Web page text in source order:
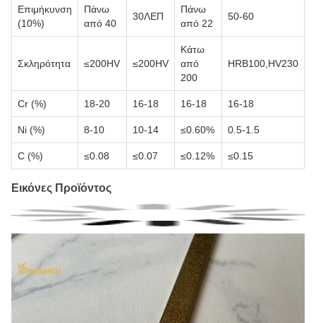
Επιμήκυνση
(10%)
Πάνω
από 40
30ΛΕΠ
Πάνω
από 22
50-60
Σκληρότητα ≤200HV ≤200HV
Κάτω
από
200
HRB100,HV230
Cr (%) 18-20 16-18 16-18 16-18
Ni (%) 8-10 10-14 ≤0.60% 0.5-1.5
C (%) ≤0.08 ≤0.07 ≤0.12% ≤0.15
Εικόνες Προϊόντος